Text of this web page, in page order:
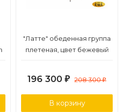
"Латте" обеденная группа
плетеная, цвет бежевый
196 300 ₽ 208 300₽
В корзину